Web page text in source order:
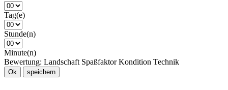
Tag(e)
Stunde(n)
Minute(n)
Bewertung: Landschaft Spaßfaktor Kondition Technik
Ok speichern